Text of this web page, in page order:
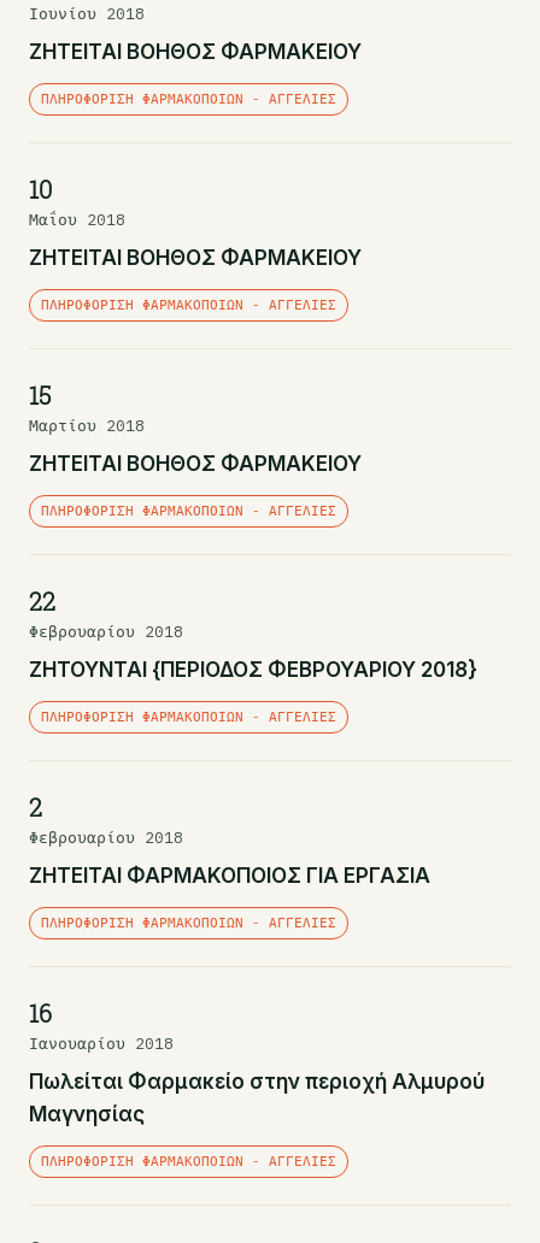
Ιουνίου 2018
ΖΗΤΕΙΤΑΙ ΒΟΗΘΟΣ ΦΑΡΜΑΚΕΙΟΥ
ΠΛΗΡΟΦΌΡΙΣΗ ΦΑΡΜΑΚΟΠΟΙΏΝ - ΑΓΓΕΛΊΕΣ
10
Μαΐου 2018
ΖΗΤΕΙΤΑΙ ΒΟΗΘΟΣ ΦΑΡΜΑΚΕΙΟΥ
ΠΛΗΡΟΦΌΡΙΣΗ ΦΑΡΜΑΚΟΠΟΙΏΝ - ΑΓΓΕΛΊΕΣ
15
Μαρτίου 2018
ΖΗΤΕΙΤΑΙ ΒΟΗΘΟΣ ΦΑΡΜΑΚΕΙΟΥ
ΠΛΗΡΟΦΌΡΙΣΗ ΦΑΡΜΑΚΟΠΟΙΏΝ - ΑΓΓΕΛΊΕΣ
22
Φεβρουαρίου 2018
ΖΗΤΟΥΝΤΑΙ {ΠΕΡΙΟΔΟΣ ΦΕΒΡΟΥΑΡΙΟΥ 2018}
ΠΛΗΡΟΦΌΡΙΣΗ ΦΑΡΜΑΚΟΠΟΙΏΝ - ΑΓΓΕΛΊΕΣ
2
Φεβρουαρίου 2018
ΖΗΤΕΙΤΑΙ ΦΑΡΜΑΚΟΠΟΙΟΣ ΓΙΑ ΕΡΓΑΣΙΑ
ΠΛΗΡΟΦΌΡΙΣΗ ΦΑΡΜΑΚΟΠΟΙΏΝ - ΑΓΓΕΛΊΕΣ
16
Ιανουαρίου 2018
Πωλείται Φαρμακείο στην περιοχή Αλμυρού
Μαγνησίας
ΠΛΗΡΟΦΌΡΙΣΗ ΦΑΡΜΑΚΟΠΟΙΏΝ - ΑΓΓΕΛΊΕΣ